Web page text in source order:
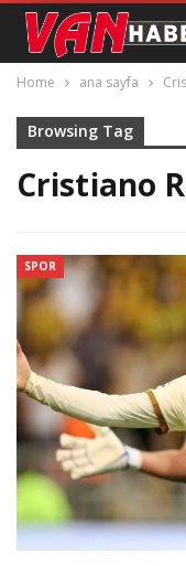
Home ana sayfa
Browsing Tag
Cristiano
SPOR